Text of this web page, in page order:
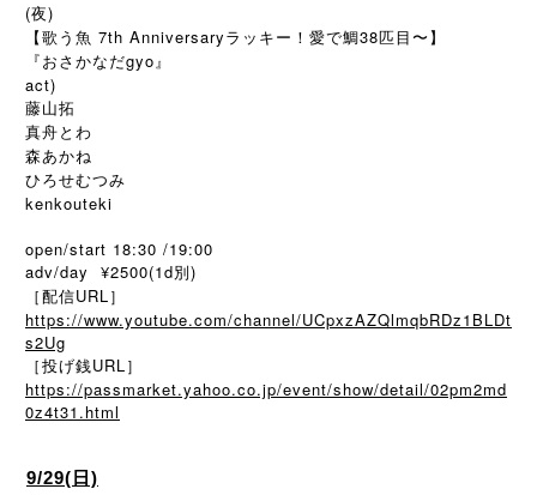
(夜)
【歌う魚 7th Anniversaryラッキー！愛で鯛38匹目〜】
『おさかなだgyo』
act)
藤山拓
真舟とわ
森あかね
ひろせむつみ
kenkouteki
open/start 18:30 /19:00
adv/day ¥2500(1d別)
［配信URL］
https://www.youtube.com/channel/UCpxzAZQlmqbRDz1BLDt
s2Ug
［投げ銭URL］
https://passmarket.yahoo.co.jp/event/show/detail/02pm2md
0z4t31.html
9/29(日)